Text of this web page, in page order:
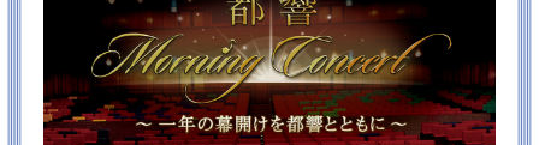
応募はこちらから！（※応募にはMXIDへの登録が必要
となります）
2025/12/27
今年もありがとうございました！お正月特番は、2026
年1月1日（木･祝）朝7:45～放送決定！